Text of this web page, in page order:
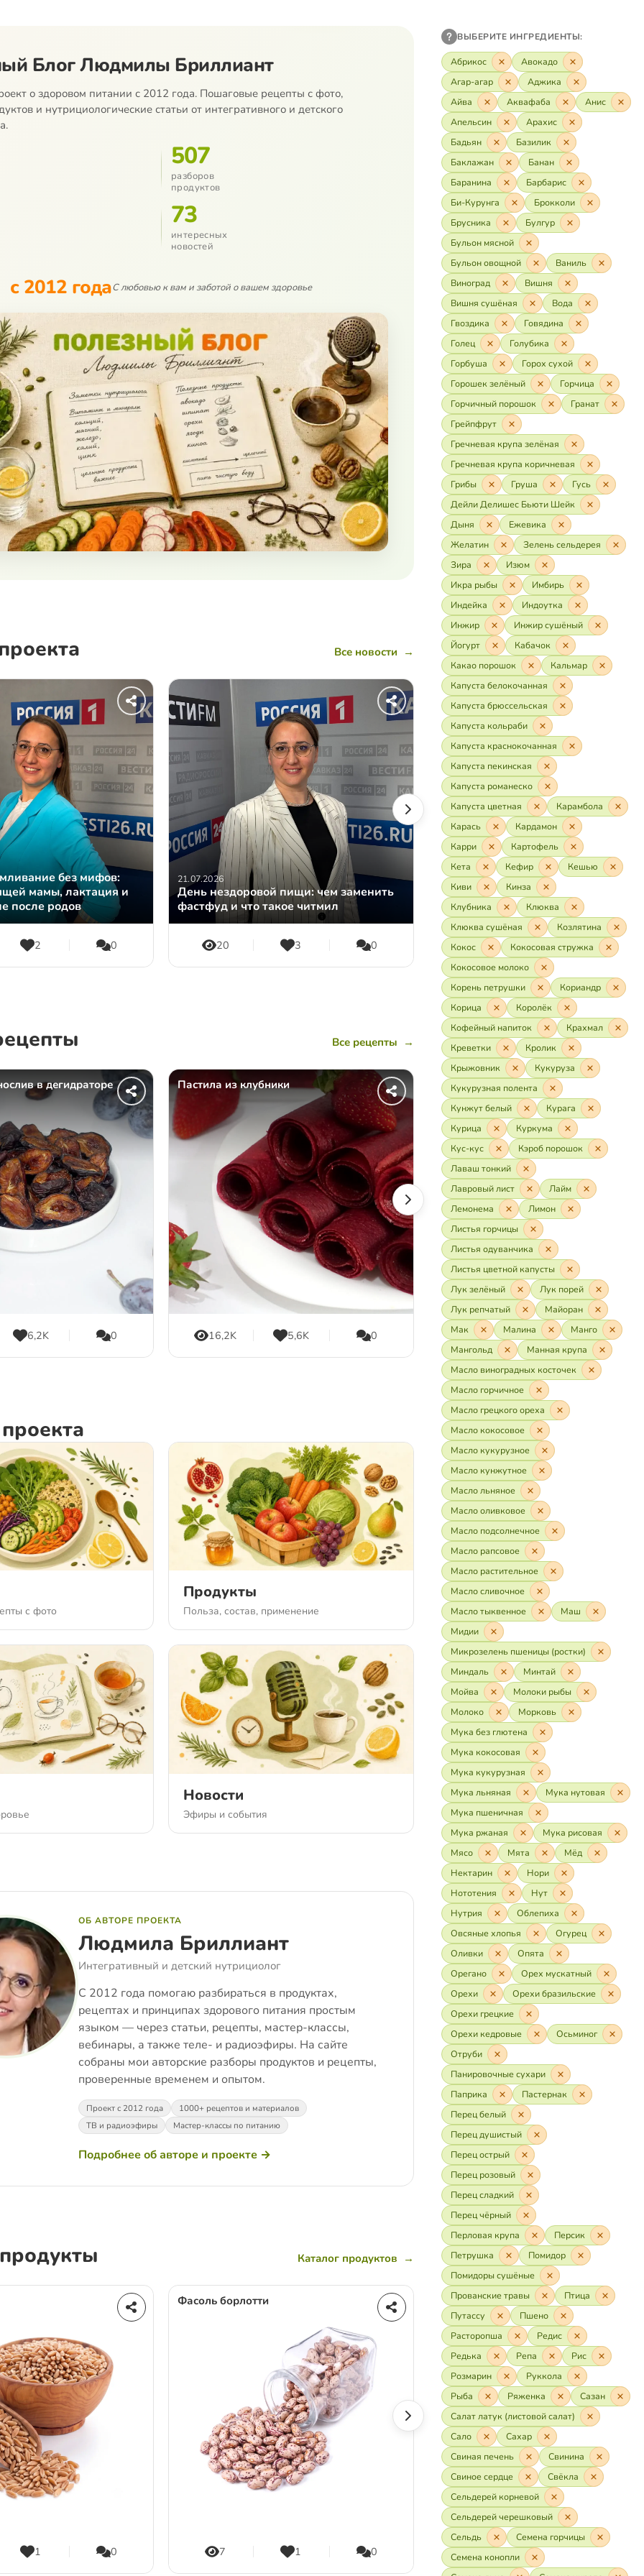
Блог Людмилы Бриллиант
о здоровом питании с 2012 года. Пошаговые рецепты с фото,
и нутрициологические статьи от интегративного и детского
507
разборов
продуктов
73
интересных
новостей
с 2012 годаС любовью к вам и заботой о вашем здоровье
Все новости →
без мифов:
мамы, лактация и
после родов
2 0
День нездоровой пищи: чем заменить
фастфуд и что такое читмил
21.07.2026
20 3 0
Что есть и пить в жару: лёгкий
электролиты и детокс-вода
05.07.2026
13 2
Все рецепты →
в дегидраторе
6,2K 0
Пастила из клубники
16,2K 5,6K 0
Пастила из томатов
16,8K 3,6K
с фото
Продукты
Польза, состав, применение
Новости
Эфиры и события
ОБ АВТОРЕ ПРОЕКТА
Людмила Бриллиант
Интегративный и детский нутрициолог
С 2012 года помогаю разбираться в продуктах,
рецептах и принципах здорового питания простым
языком — через статьи, рецепты, мастер-классы,
вебинары, а также теле- и радиоэфиры. На сайте
собраны мои авторские разборы продуктов и рецепты,
проверенные временем и опытом.
Проект с 2012 года
1000+ рецептов и материалов
ТВ и радиоэфиры
Мастер-классы по питанию
Подробнее об авторе и проекте →
Каталог продуктов →
1 0
Фасоль борлотти
7 1 0
Молоко
25,3K 3,0K
ВЫБЕРИТЕ ИНГРЕДИЕНТЫ:
Абрикос
Авокадо
Агар-агар
Аджика
Айва
Аквафаба
Анис
Апельсин
Арахис
Бадьян
Базилик
Баклажан
Банан
Баранина
Барбарис
Би-Курунга
Брокколи
Брусника
Булгур
Бульон мясной
Бульон овощной
Ваниль
Виноград
Вишня
Вишня сушёная
Вода
Гвоздика
Говядина
Голец
Голубика
Горбуша
Горох сухой
Горошек зелёный
Горчица
Горчичный порошок
Гранат
Грейпфрут
Гречневая крупа зелёная
Гречневая крупа коричневая
Грибы
Груша
Гусь
Дейли Делишес Бьюти Шейк
Дыня
Ежевика
Желатин
Зелень сельдерея
Зира
Изюм
Икра рыбы
Имбирь
Индейка
Индоутка
Инжир
Инжир сушёный
Йогурт
Кабачок
Какао порошок
Кальмар
Капуста белокочанная
Капуста брюссельская
Капуста кольраби
Капуста краснокочанная
Капуста пекинская
Капуста романеско
Капуста цветная
Карамбола
Карась
Кардамон
Карри
Картофель
Кета
Кефир
Кешью
Киви
Кинза
Клубника
Клюква
Клюква сушёная
Козлятина
Кокос
Кокосовая стружка
Кокосовое молоко
Корень петрушки
Кориандр
Корица
Королёк
Кофейный напиток
Крахмал
Креветки
Кролик
Крыжовник
Кукуруза
Кукурузная полента
Кунжут белый
Курага
Курица
Куркума
Кус-кус
Кэроб порошок
Лаваш тонкий
Лавровый лист
Лайм
Лемонема
Лимон
Листья горчицы
Листья одуванчика
Листья цветной капусты
Лук зелёный
Лук порей
Лук репчатый
Майоран
Мак
Малина
Манго
Мангольд
Манная крупа
Масло виноградных косточек
Масло горчичное
Масло грецкого ореха
Масло кокосовое
Масло кукурузное
Масло кунжутное
Масло льняное
Масло оливковое
Масло подсолнечное
Масло рапсовое
Масло растительное
Масло сливочное
Масло тыквенное
Маш
Мидии
Микрозелень пшеницы (ростки)
Миндаль
Минтай
Мойва
Молоки рыбы
Молоко
Морковь
Мука без глютена
Мука кокосовая
Мука кукурузная
Мука льняная
Мука нутовая
Мука пшеничная
Мука ржаная
Мука рисовая
Мясо
Мята
Мёд
Нектарин
Нори
Нототения
Нут
Нутрия
Облепиха
Овсяные хлопья
Огурец
Оливки
Опята
Орегано
Орех мускатный
Орехи
Орехи бразильские
Орехи грецкие
Орехи кедровые
Осьминог
Отруби
Панировочные сухари
Паприка
Пастернак
Перец белый
Перец душистый
Перец острый
Перец розовый
Перец сладкий
Перец чёрный
Перловая крупа
Персик
Петрушка
Помидор
Помидоры сушёные
Прованские травы
Птица
Путассу
Пшено
Расторопша
Редис
Редька
Репа
Рис
Розмарин
Руккола
Рыба
Ряженка
Сазан
Салат латук (листовой салат)
Сало
Сахар
Свиная печень
Свинина
Свиное сердце
Свёкла
Сельдерей корневой
Сельдерей черешковый
Сельдь
Семена горчицы
Семена конопли